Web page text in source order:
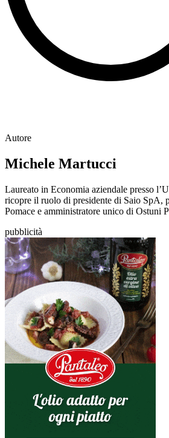
Autore
Michele Martucci
Laureato in Economia aziendale presso
ricopre il ruolo di presidente di Saio SpA,
Pomace e amministratore unico di Ostuni
pubblicità